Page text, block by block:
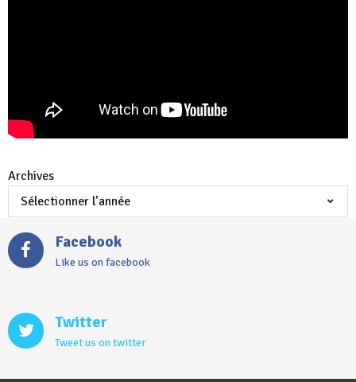
Archives
Facebook
Like us on facebook
Twitter
Tweet us on twitter